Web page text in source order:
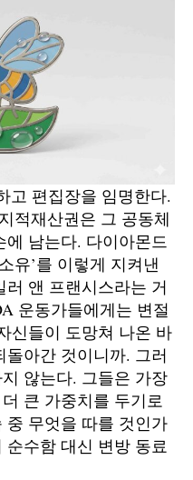
고 편집장을 임명한다.
적재산권은 그 공동체
남는다. 다이아몬드
유’를 이렇게 지켜낸
앤 프랜시스라는 거
운동가들에게는 변절
신들이 도망쳐 나온 바
돌아간 것이니까. 그러
않는다. 그들은 가장
큰 가중치를 두기로
중 무엇을 따를 것인가
수함 대신 변방 동료